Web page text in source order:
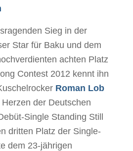
Sieg in der
Star für Baku und dem
achten Platz
Contest 2012 kennt ihn
Roman Lob
der Deutschen
Single Standing Still
dritten Platz der Single-
dem 23-jährigen